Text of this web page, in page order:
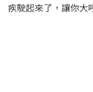
疾駛起來了，讓你大